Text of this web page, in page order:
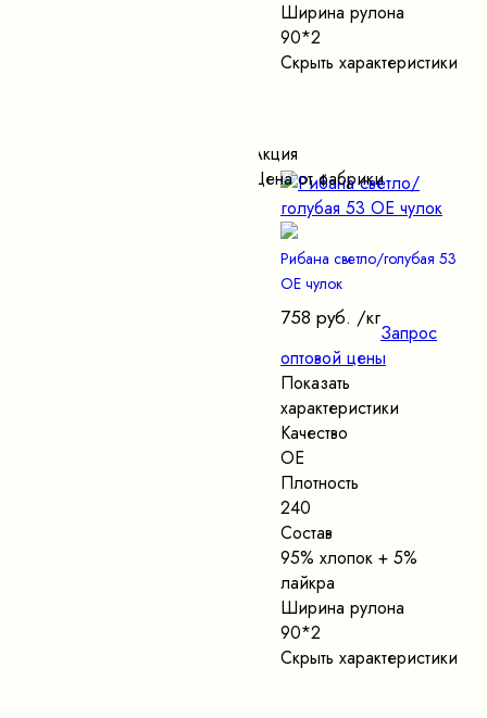
Ширина рулона
90*2
Скрыть характеристики
Акция
Цена от фабрики
Рибана светло/голубая 53
ОЕ чулок
758 руб. /кг
Запрос
оптовой цены
Показать
характеристики
Качество
ОЕ
Плотность
240
Состав
95% хлопок + 5%
лайкра
Ширина рулона
90*2
Скрыть характеристики